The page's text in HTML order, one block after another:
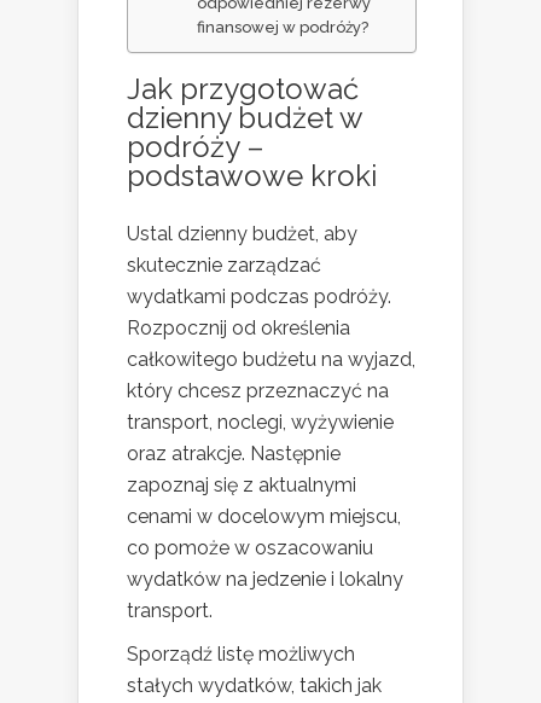
finansowej w podróży?
Jak przygotować
dzienny budżet w
podróży –
podstawowe kroki
Ustal dzienny budżet, aby
skutecznie zarządzać
wydatkami podczas podróży.
Rozpocznij od określenia
całkowitego budżetu na wyjazd,
który chcesz przeznaczyć na
transport, noclegi, wyżywienie
oraz atrakcje. Następnie
zapoznaj się z aktualnymi
cenami w docelowym miejscu,
co pomoże w oszacowaniu
wydatków na jedzenie i lokalny
transport.
Sporządź listę możliwych
stałych wydatków, takich jak